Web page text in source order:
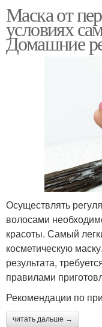
Маска от
условиях
Домашние
Осуществлять
волосами
красоты. Самый
косметическую
результата,
правилами
Рекомендации по
читать дальше →